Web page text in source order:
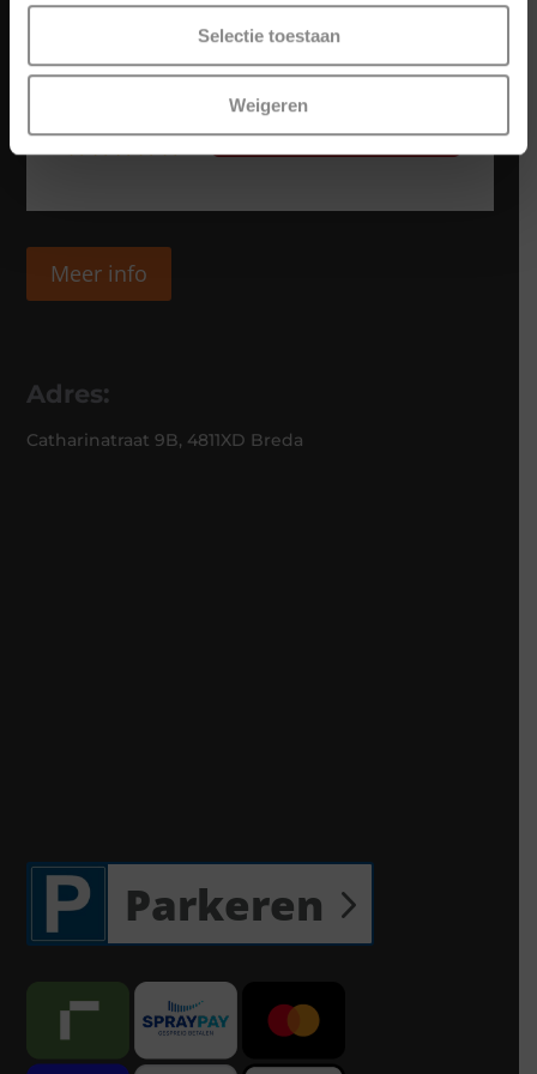
Selectie toestaan
Weigeren
Meer info
Adres:
Catharinatraat 9B, 4811XD Breda
Parkeren